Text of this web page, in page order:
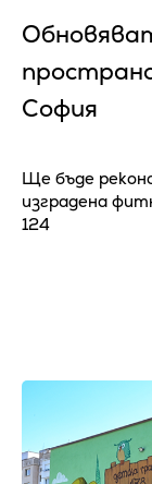
София
Ще бъде
изградена
124